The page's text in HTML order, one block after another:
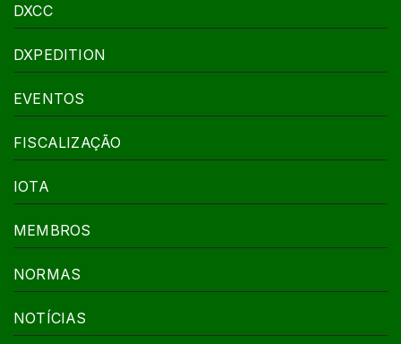
DXCC
DXPEDITION
EVENTOS
FISCALIZAÇÃO
IOTA
MEMBROS
NORMAS
NOTÍCIAS